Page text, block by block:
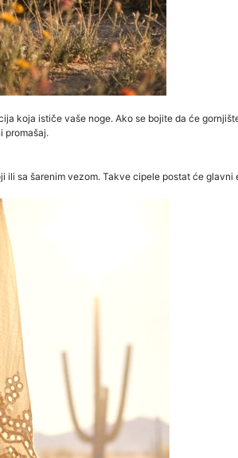
koja ističe vaše noge. Ako se bojite da će
promašaj.
sa šarenim vezom. Takve cipele postat će